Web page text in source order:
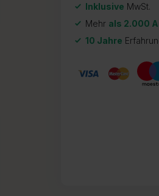
Inklusive MwSt.
Mehr als 2.000
10 Jahre